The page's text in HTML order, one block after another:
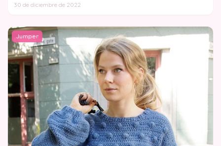
30 de diciembre de 2022
Jumper